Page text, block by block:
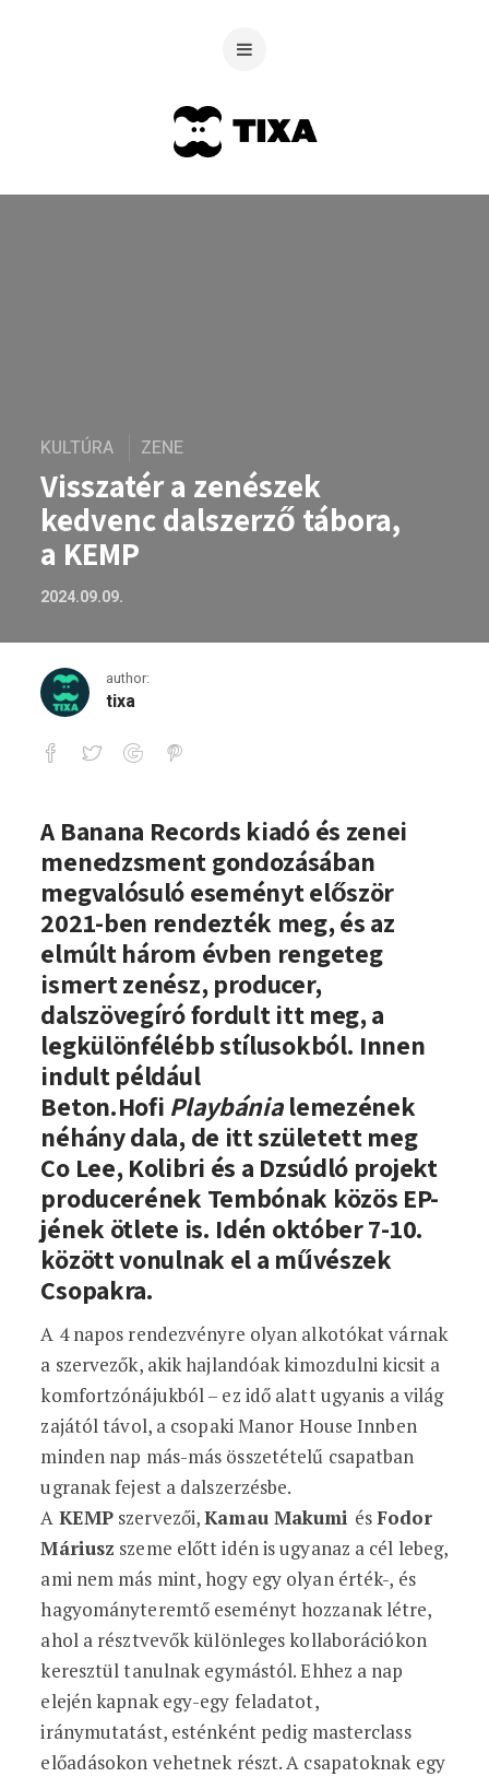
KULTÚRA ZENE
Visszatér a zenészek
kedvenc dalszerző tábora,
a KEMP
2024.09.09.
author:
tixa
Visszatér a zenészek kedvenc
A Banana Records kiadó és zenei
menedzsment gondozásában
megvalósuló eseményt először
2021-ben rendezték meg, és az
elmúlt három évben rengeteg
ismert zenész, producer,
dalszövegíró fordult itt meg, a
legkülönfélébb stílusokból. Innen
indult például
Beton.Hofi Playbánialemezének
néhány dala, de itt született meg
Co Lee, Kolibri és a Dzsúdló projekt
producerének Tembónak közös EP-
jének ötlete is. Idén október 7-10.
között vonulnak el a művészek
Csopakra.
A 4 napos rendezvényre olyan alkotókat várnak
a szervezők, akik hajlandóak kimozdulni kicsit a
komfortzónájukból – ez idő alatt ugyanis a világ
zajától távol, a csopaki Manor House Innben
minden nap más-más összetételű csapatban
ugranak fejest a dalszerzésbe.
A KEMP szervezői,Kamau Makumi ésFodor
Máriusz szeme előtt idén is ugyanaz a cél lebeg,
ami nem más mint, hogy egy olyan érték-, és
hagyományteremtő eseményt hozzanak létre,
ahol a résztvevők különleges kollaborációkon
keresztül tanulnak egymástól. Ehhez a nap
elején kapnak egy-egy feladatot,
iránymutatást, esténként pedig masterclass
előadásokon vehetnek részt. A csapatoknak egy